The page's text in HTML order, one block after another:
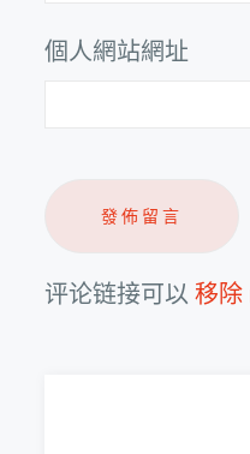
個人網站網址
评论链接可以移